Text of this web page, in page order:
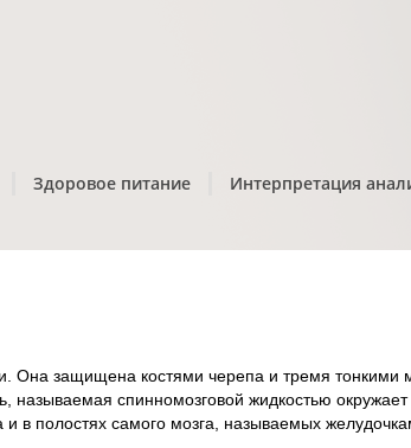
Здоровое питание Интерпретация
Она защищена костями черепа и тремя
называемая спинномозговой жидкостью окружает
в полостях самого мозга, называемых